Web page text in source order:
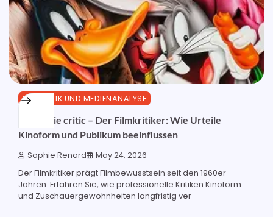
FILMKRITIK UND MEDIENANALYSE
the movie critic – Der Filmkritiker: Wie Urteile
Kinoform und Publikum beeinflussen
Sophie Renard May 24, 2026
Der Filmkritiker prägt Filmbewusstsein seit den 1960er
Jahren. Erfahren Sie, wie professionelle Kritiken Kinoform
und Zuschauergewohnheiten langfristig ver